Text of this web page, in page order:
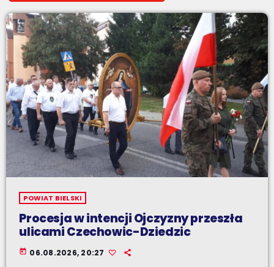
POWIAT BIELSKI
Procesja w intencji Ojczyzny przeszła
ulicami Czechowic-Dziedzic
today 06.08.2026, 20:27